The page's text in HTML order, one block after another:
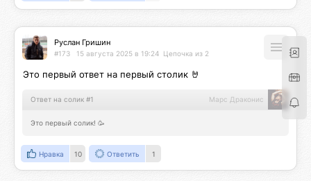
Руслан Гришин
#173 15 августа 2025 в 19:24 Цепочка из 2
Это первый ответ на первый столик 🤘
Ответ на солик #1 Марс Драконис
Это первый солик! 🥳
Нравка 10 Ответить 1